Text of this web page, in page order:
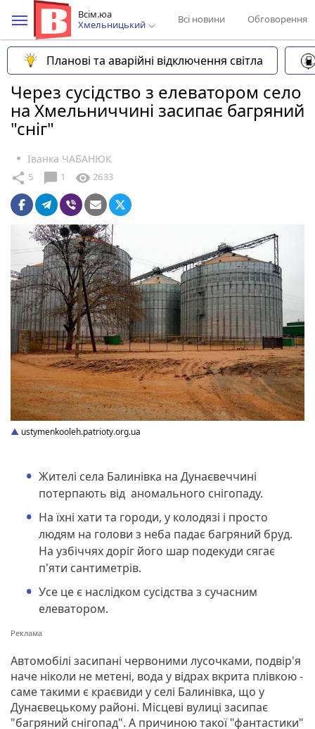
Всім.юа
Хмельницький
Всі новини Обговорення
Планові та аварійні відключення світла
Через сусідство з елеватором село
на Хмельниччині засипає багряний
"сніг"
Іванка ЧАБАНЮК
share 5 chat_bubble 1 visibility 2633
ustymenkooleh.patrioty.org.ua
Жителі села Балинівка на Дунаєвеччині
потерпають від аномального снігопаду.
На їхні хати та городи, у колодязі і просто
людям на голови з неба падає багряний бруд.
На узбіччях доріг його шар подекуди сягає
п'яти сантиметрів.
Усе це є наслідком сусідства з сучасним
елеватором.
Автомобілі засипані червоними лусочками, подвір'я
наче ніколи не метені, вода у відрах вкрита плівкою -
саме такими є краєвиди у селі Балинівка, що у
Дунаєвецькому районі. Місцеві вулиці засипає
"багряний снігопад". А причиною такої "фантастики"